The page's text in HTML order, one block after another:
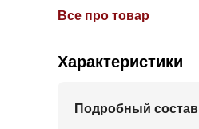
Все про товар
Характеристики
Подробный состав